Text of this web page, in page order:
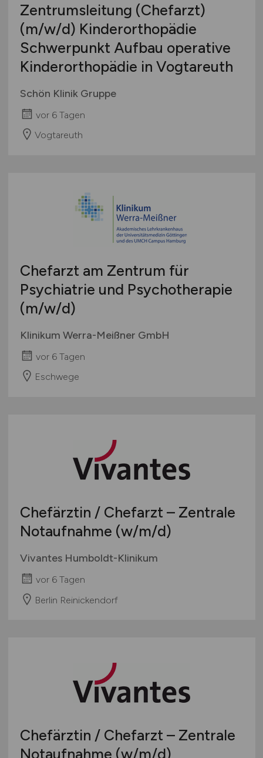
Zentrumsleitung (Chefarzt)
(m/w/d) Kinderorthopädie
Schwerpunkt Aufbau operative
Kinderorthopädie in Vogtareuth
Schön Klinik Gruppe
vor 6 Tagen
Vogtareuth
Chefarzt am Zentrum für
Psychiatrie und Psychotherapie
(m/w/d)
Klinikum Werra-Meißner GmbH
vor 6 Tagen
Eschwege
Chefärztin / Chefarzt – Zentrale
Notaufnahme (w/m/d)
Vivantes Humboldt-Klinikum
vor 6 Tagen
Berlin Reinickendorf
Chefärztin / Chefarzt – Zentrale
Notaufnahme (w/m/d)